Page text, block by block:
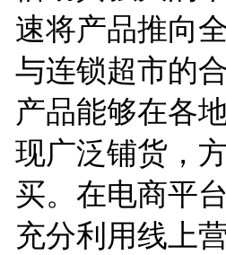
速将产品推向
与连锁超市的
产品能够在各
现广泛铺货，
买。在电商平
充分利用线上